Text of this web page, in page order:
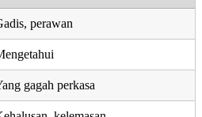
perawan
gagah perkasa